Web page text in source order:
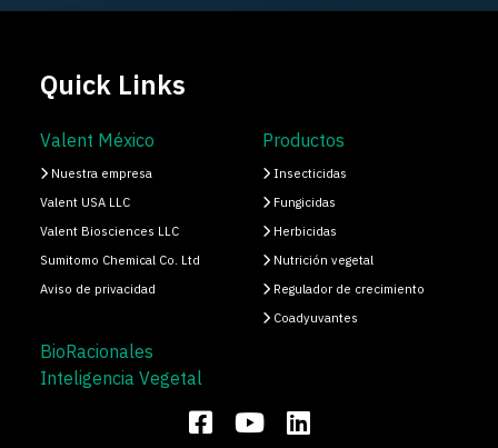
Quick Links
Valent México
Nuestra empresa
Valent USA LLC
Valent Biosciences LLC
Sumitomo Chemical Co. Ltd
Aviso de privacidad
Productos
Insecticidas
Fungicidas
Herbicidas
Nutrición vegetal
Regulador de crecimiento
Coadyuvantes
BioRacionales
Inteligencia Vegetal